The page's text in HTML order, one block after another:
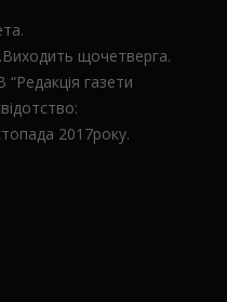
щочетверга.
газети
2017року.